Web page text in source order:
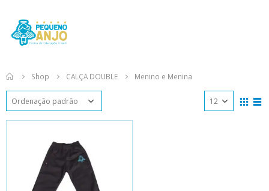
Shop CALÇA DOUBLE Menino e Menina